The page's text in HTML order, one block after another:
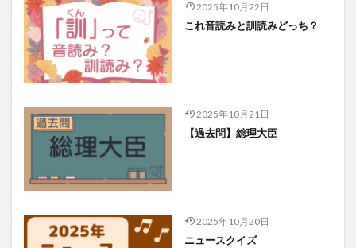
2025年10月22日
これ音読みと訓読みどっち？
2025年10月21日
【過去問】総理大臣
2025年10月20日
ニュースクイズ